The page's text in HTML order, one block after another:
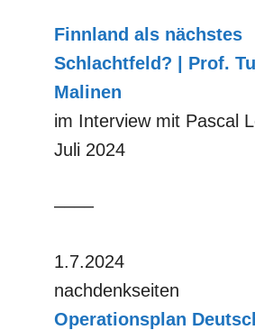
Finnland als nächstes
Schlachtfeld? | Prof.
Malinen
im Interview mit Pascal
Juli 2024
––––
1.7.2024
nachdenkseiten
Operationsplan